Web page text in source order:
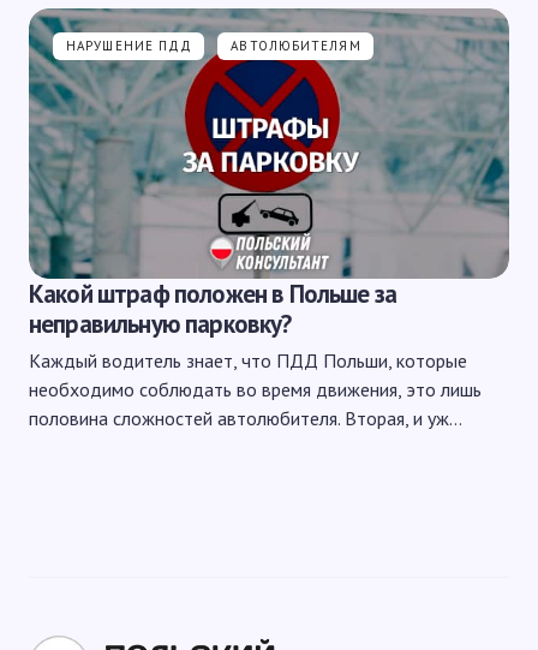
НАРУШЕНИЕ ПДД АВТОЛЮБИТЕЛЯМ
Какой штраф положен в Польше за
неправильную парковку?
Каждый водитель знает, что ПДД Польши, которые
необходимо соблюдать во время движения, это лишь
половина сложностей автолюбителя. Вторая, и уж…